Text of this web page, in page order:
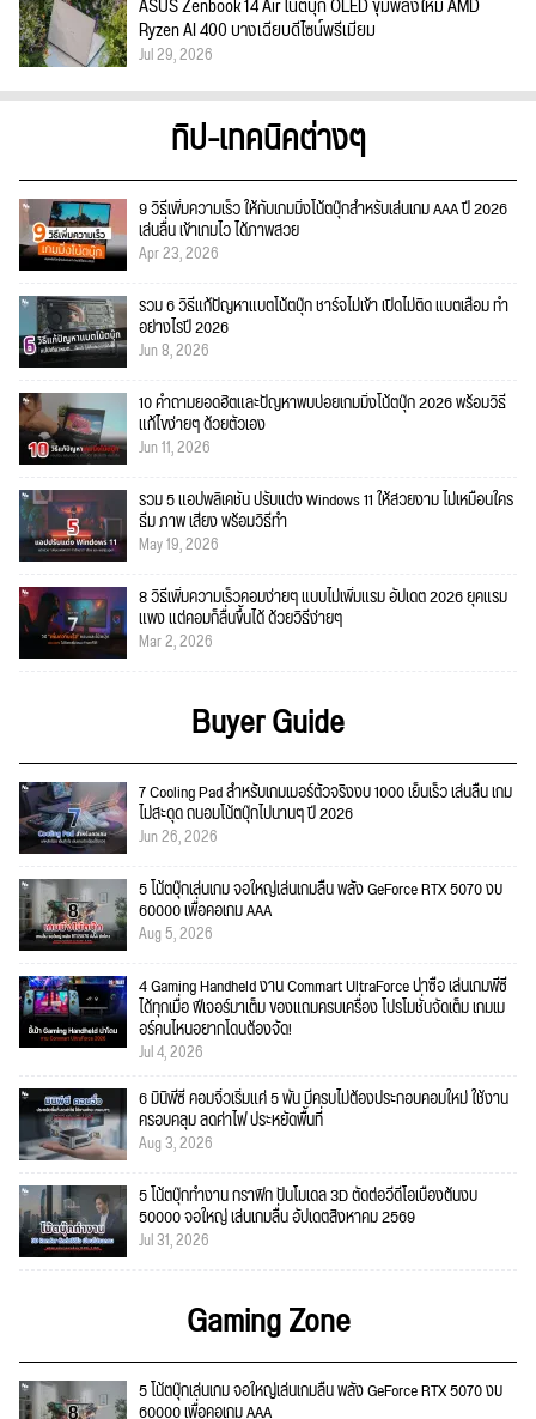
ASUS Zenbook 14 Air โน้ตบุ๊ก OLED ขุมพลังใหม่ AMD
Ryzen AI 400 บางเฉียบดีไซน์พรีเมียม
Jul 29, 2026
ทิป-เทคนิคต่างๆ
9 วิธีเพิ่มความเร็ว ให้กับเกมมิ่งโน้ตบุ๊กสำหรับเล่นเกม AAA ปี 2026
เล่นลื่น เข้าเกมไว ได้ภาพสวย
Apr 23, 2026
รวม 6 วิธีแก้ปัญหาแบตโน้ตบุ๊ก ชาร์จไม่เข้า เปิดไม่ติด แบตเสื่อม ทำ
อย่างไรปี 2026
Jun 8, 2026
10 คำถามยอดฮิตและปัญหาพบบ่อยเกมมิ่งโน้ตบุ๊ก 2026 พร้อมวิธี
แก้ไขง่ายๆ ด้วยตัวเอง
Jun 11, 2026
รวม 5 แอปพลิเคชัน ปรับแต่ง Windows 11 ให้สวยงาม ไม่เหมือนใคร
ธีม ภาพ เสียง พร้อมวิธีทำ
May 19, 2026
8 วิธีเพิ่มความเร็วคอมง่ายๆ แบบไม่เพิ่มแรม อัปเดต 2026 ยุคแรม
แพง แต่คอมก็ลื่นขึ้นได้ ด้วยวิธีง่ายๆ
Mar 2, 2026
Buyer Guide
7 Cooling Pad สำหรับเกมเมอร์ตัวจริงงบ 1000 เย็นเร็ว เล่นลื่น เกม
ไม่สะดุด ถนอมโน้ตบุ๊กไปนานๆ ปี 2026
Jun 26, 2026
5 โน้ตบุ๊กเล่นเกม จอใหญ่เล่นเกมลื่น พลัง GeForce RTX 5070 งบ
60000 เพื่อคอเกม AAA
Aug 5, 2026
4 Gaming Handheld งาน Commart UltraForce น่าซื้อ เล่นเกมพีซี
ได้ทุกเมื่อ ฟีเจอร์มาเต็ม ของแถมครบเครื่อง โปรโมชั่นจัดเต็ม เกมเม
อร์คนไหนอยากโดนต้องจัด!
Jul 4, 2026
6 มินิพีซี คอมจิ๋วเริ่มแค่ 5 พัน มีครบไม่ต้องประกอบคอมใหม่ ใช้งาน
ครอบคลุม ลดค่าไฟ ประหยัดพื้นที่
Aug 3, 2026
5 โน้ตบุ๊กทำงาน กราฟิก ปั้นโมเดล 3D ตัดต่อวีดีโอเบื้องต้นงบ
50000 จอใหญ่ เล่นเกมลื่น อัปเดตสิงหาคม 2569
Jul 31, 2026
Gaming Zone
5 โน้ตบุ๊กเล่นเกม จอใหญ่เล่นเกมลื่น พลัง GeForce RTX 5070 งบ